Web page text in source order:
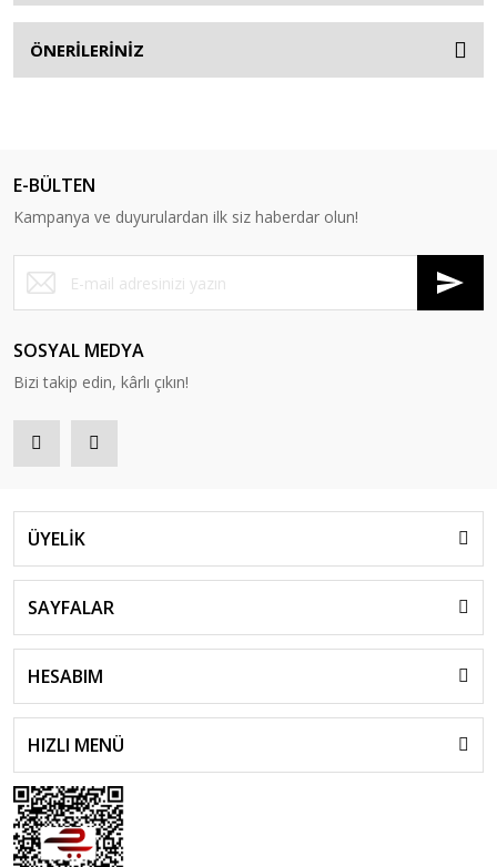
ÖNERİLERİNİZ
E-BÜLTEN
Kampanya ve duyurulardan ilk siz haberdar olun!
SOSYAL MEDYA
Bizi takip edin, kârlı çıkın!
ÜYELİK
SAYFALAR
HESABIM
HIZLI MENÜ